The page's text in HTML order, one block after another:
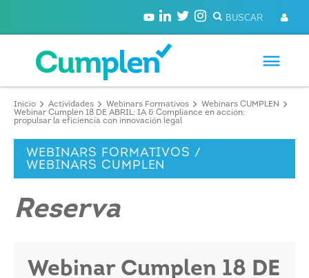
Inicio Actividades Webinars Formativos
Webinars CUMPLEN
Webinar Cumplen 18 DE ABRIL: IA & Compliance en acción:
propulsar la eficiencia con innovación legal
WEBINARS FORMATIVOS /
WEBINARS CUMPLEN
Reserva
Webinar Cumplen 18 DE